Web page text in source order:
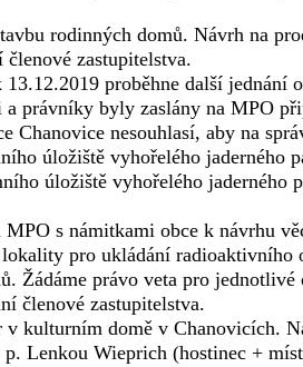
rodinných domů. Návrh na
zastupitelstva.
proběhne další jednání
právníky byly zaslány na MPO
nesouhlasí, aby na
úložiště vyhořelého jaderného
úložiště vyhořelého jaderného
s námitkami obce k návrhu
pro ukládání radioaktivního
Žádáme právo veta pro
členové zastupitelstva.
kulturním domě v Chanovicích.
Lenkou Wieprich (hostinec +